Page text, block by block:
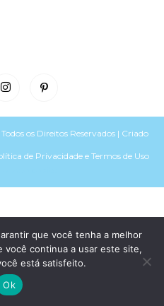
os Direitos Reservados | Criado
de Privacidade e Termos de Uso
que você tenha a melhor
você continua a usar este site,
está satisfeito.
Ok